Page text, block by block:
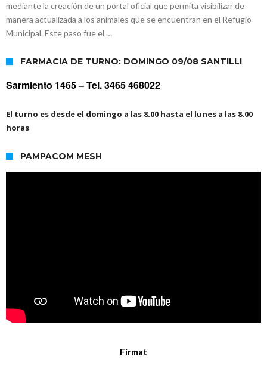
mediante la creación de un portal oficial que permita visibilizar de
manera actualizada a los animales que se encuentran en el Refugio
Municipal. Este paso fue el …
FARMACIA DE TURNO: DOMINGO 09/08 SANTILLI
Sarmiento 1465 –Tel. 3465 468022
El turno es desde el domingo a las 8.00 hasta el lunes a las 8.00
horas
PAMPACOM MESH
Firmat